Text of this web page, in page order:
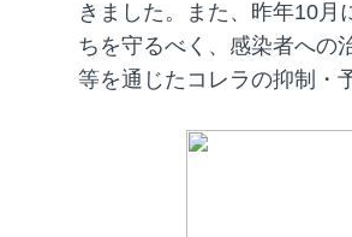
きました。また、昨年10月
ちを守るべく、感染者への
等を通じたコレラの抑制・